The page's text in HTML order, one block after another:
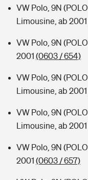
VW Polo, 9N
Limousine, ab 2001
VW Polo, 9N
2001 (0603 / 654)
VW Polo, 9N
Limousine, ab 2001
VW Polo, 9N
Limousine, ab 2001
VW Polo, 9N
2001 (0603 / 657)